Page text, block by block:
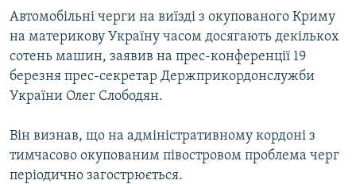
пошуку
ІНТЕРВ'Ю
ВСЕ ЗА ДЕНЬ
СПЕЦПРОЕКТИ
ДЕПОРТАЦІЯ
ВІДЕОУРОКИ «ELIFBE»
СВІДЧЕННЯ ОКУПАЦІЇ
ЯК ОБІЙТИ БЛОКУВАННЯ
Qırımtatar
Автомобільні черги на виїзді з окупованого Криму
на материкову Україну часом досягають декількох
сотень машин, заявив на прес-конференції 19
березня прес-секретар Держприкордонслужби
України Олег Слободян.
Він визнав, що на адміністративному кордоні з
тимчасово окупованим півостровом проблема черг
періодично загострюється.